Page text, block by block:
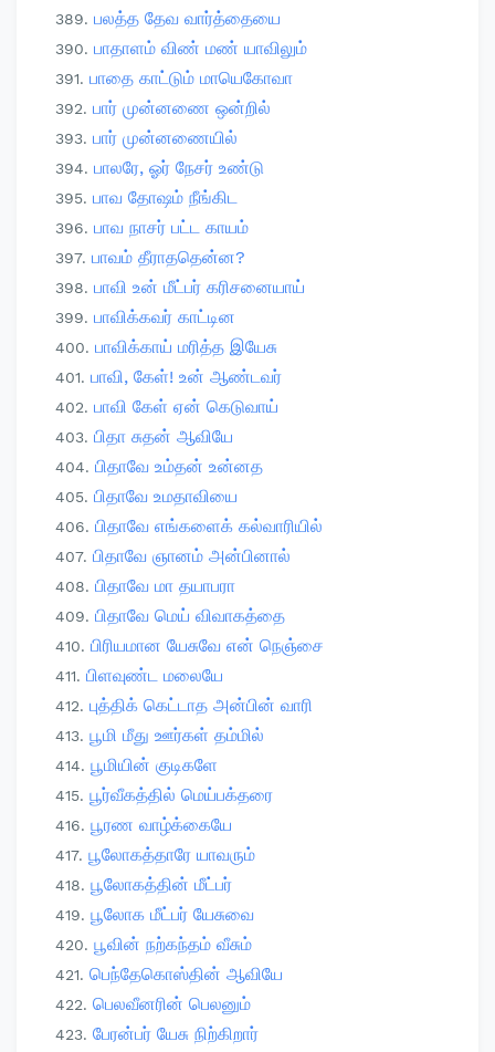
பலத்த தேவ வார்த்தையை
பாதாளம் விண் மண் யாவிலும்
பாதை காட்டும் மாயெகோவா
பார் முன்னணை ஒன்றில்
பார் முன்னணையில்
பாலரே, ஓர் நேசர் உண்டு
பாவ தோஷம் நீங்கிட
பாவ நாசர் பட்ட காயம்
பாவம் தீராததென்ன?
பாவி உன் மீட்பர் கரிசனையாய்
பாவிக்கவர் காட்டின
பாவிக்காய் மரித்த இயேசு
பாவி, கேள்! உன் ஆண்டவர்
பாவி கேள் ஏன் கெடுவாய்
பிதா சுதன் ஆவியே
பிதாவே உம்தன் உன்னத
பிதாவே உமதாவியை
பிதாவே எங்களைக் கல்வாரியில்
பிதாவே ஞானம் அன்பினால்
பிதாவே மா தயாபரா
பிதாவே மெய் விவாகத்தை
பிரியமான யேசுவே என் நெஞ்சை
பிளவுண்ட மலையே
புத்திக் கெட்டாத அன்பின் வாரி
பூமி மீது ஊர்கள் தம்மில்
பூமியின் குடிகளே
பூர்வீகத்தில் மெய்பக்தரை
பூரண வாழ்க்கையே
பூலோகத்தாரே யாவரும்
பூலோகத்தின் மீட்பர்
பூலோக மீட்பர் யேசுவை
பூவின் நற்கந்தம் வீசும்
பெந்தேகொஸ்தின் ஆவியே
பெலவீனரின் பெலனும்
பேரன்பர் யேசு நிற்கிறார்